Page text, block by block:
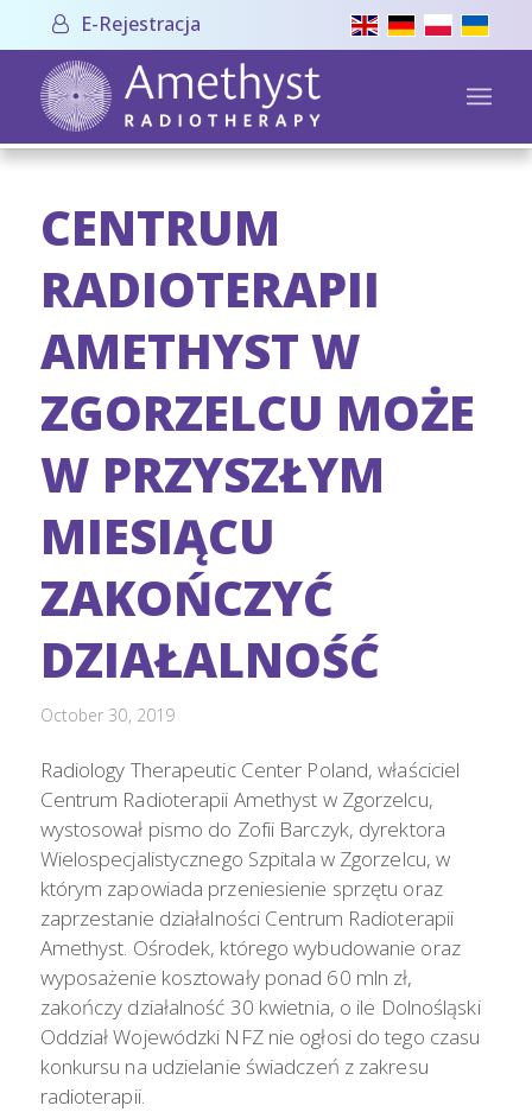
E-Rejestracja
CENTRUM
RADIOTERAPII
AMETHYST W
ZGORZELCU MOŻE
W PRZYSZŁYM
MIESIĄCU
ZAKOŃCZYĆ
DZIAŁALNOŚĆ
October 30, 2019
Radiology Therapeutic Center Poland, właściciel
Centrum Radioterapii Amethyst w Zgorzelcu,
wystosował pismo do Zofii Barczyk, dyrektora
Wielospecjalistycznego Szpitala w Zgorzelcu, w
którym zapowiada przeniesienie sprzętu oraz
zaprzestanie działalności Centrum Radioterapii
Amethyst. Ośrodek, którego wybudowanie oraz
wyposażenie kosztowały ponad 60 mln zł,
zakończy działalność 30 kwietnia, o ile Dolnośląski
Oddział Wojewódzki NFZ nie ogłosi do tego czasu
konkursu na udzielanie świadczeń z zakresu
radioterapii.